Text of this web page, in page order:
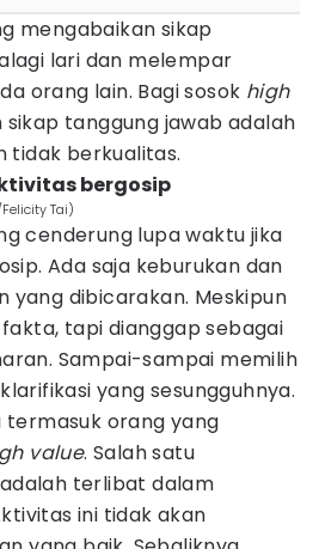
mengabaikan sikap
lari dan melempar
orang lain. Bagi sosok high
sikap tanggung jawab adalah
tidak berkualitas.
bergosip
Tai)
cenderung lupa waktu jika
Ada saja keburukan dan
yang dibicarakan. Meskipun
tapi dianggap sebagai
Sampai-sampai memilih
yang sesungguhnya.
termasuk orang yang
value. Salah satu
terlibat dalam
ini tidak akan